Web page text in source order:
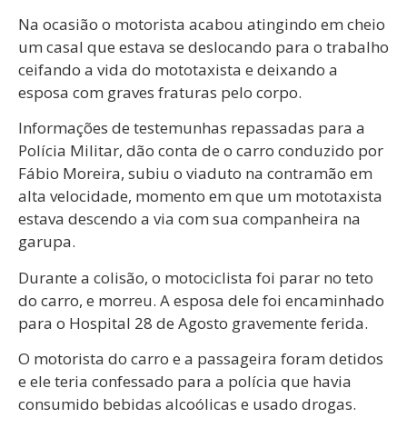
Na ocasião o motorista acabou atingindo em cheio
um casal que estava se deslocando para o trabalho
ceifando a vida do mototaxista e deixando a
esposa com graves fraturas pelo corpo.
Informações de testemunhas repassadas para a
Polícia Militar, dão conta de o carro conduzido por
Fábio Moreira, subiu o viaduto na contramão em
alta velocidade, momento em que um mototaxista
estava descendo a via com sua companheira na
garupa.
Durante a colisão, o motociclista foi parar no teto
do carro, e morreu. A esposa dele foi encaminhado
para o Hospital 28 de Agosto gravemente ferida.
O motorista do carro e a passageira foram detidos
e ele teria confessado para a polícia que havia
consumido bebidas alcoólicas e usado drogas.